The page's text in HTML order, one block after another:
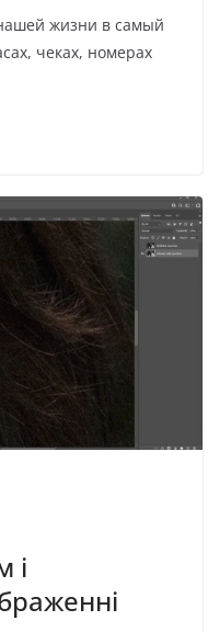
жизни в самый
чеках, номерах
і